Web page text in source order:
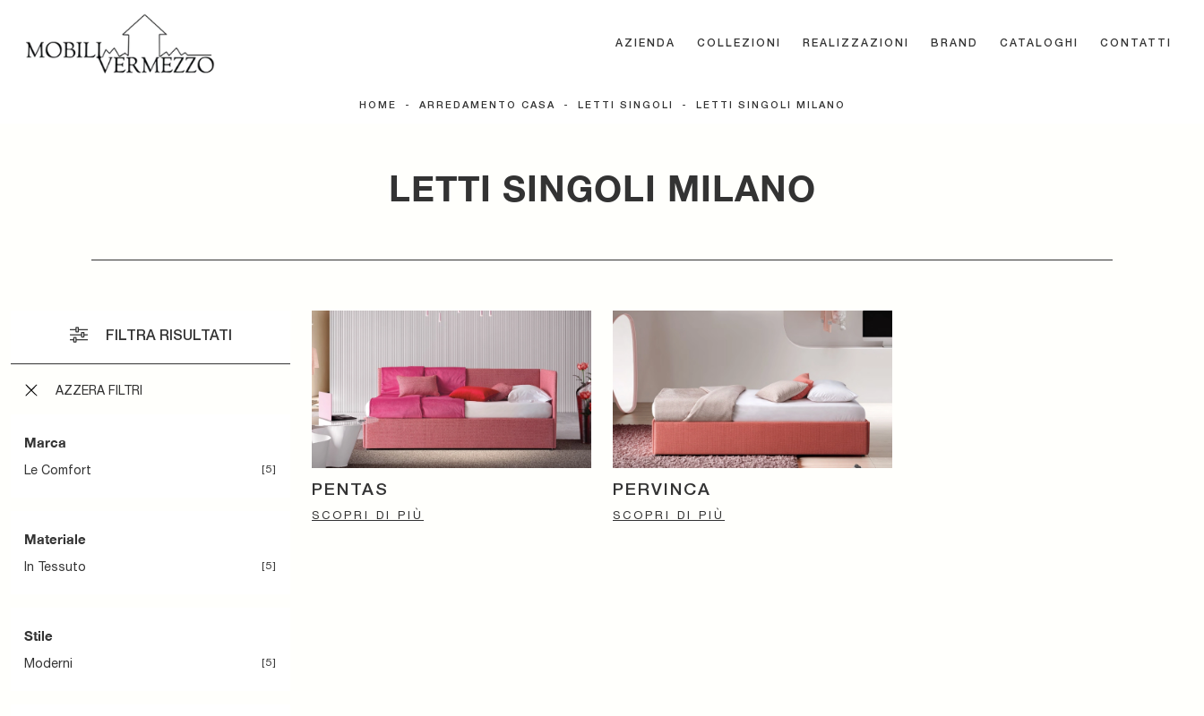
AZIENDA COLLEZIONI REALIZZAZIONI BRAND CATALOGHI CONTATTI
HOME - ARREDAMENTO CASA - LETTI SINGOLI - LETTI SINGOLI MILANO
LETTI SINGOLI MILANO
FILTRA RISULTATI
AZZERA FILTRI
Marca
Le Comfort 5
Materiale
In Tessuto 5
Stile
Moderni 5
PENTAS
SCOPRI DI PIÙ
PERVINCA
SCOPRI DI PIÙ